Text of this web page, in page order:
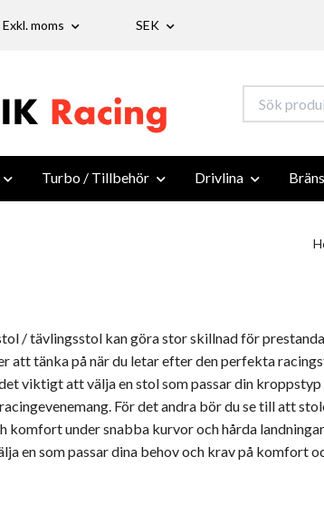
Exkl. moms SEK
Turbo / Tillbehör Drivlina
/ tävlingsstol kan göra stor skillnad för
att tänka på när du letar efter den perfekta
viktigt att välja en stol som passar din
För det andra bör du se till att
komfort under snabba kurvor och hårda
en som passar dina behov och krav på komfort